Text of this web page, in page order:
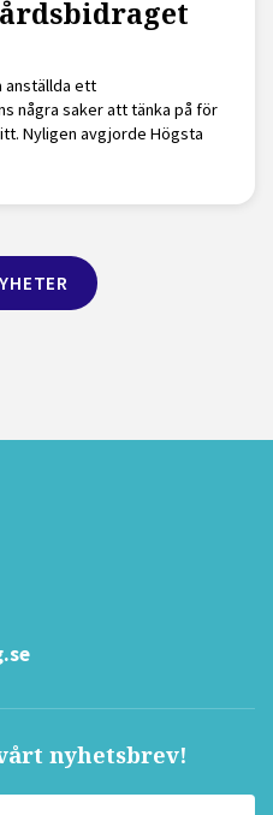
anställda ett
några saker att tänka på för
Nyligen avgjorde Högsta
nyhetsbrev!